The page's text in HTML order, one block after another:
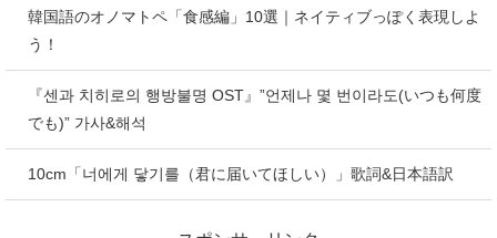
韓国語のオノマトペ「食感編」10選｜ネイティブっぽく表現しよ
う！
『센과 치히로의 행방불명 OST』”언제나 몇 번이라도(いつも何度
でも)” 가사&해석
10cm「너에게 닿기를（君に届いてほしい）」歌詞&日本語訳